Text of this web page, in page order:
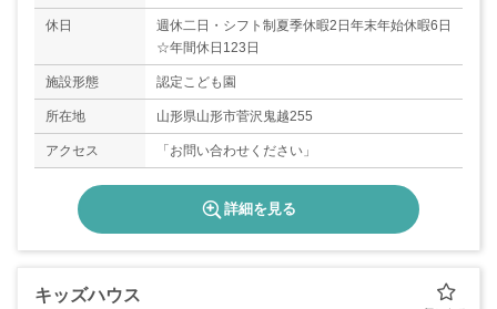
休日
週休二日・シフト制夏季休暇2日年末年始休暇6日
☆年間休日123日
施設形態 認定こども園
所在地 山形県山形市菅沢鬼越255
アクセス 「お問い合わせください」
詳細を見る
キッズハウス